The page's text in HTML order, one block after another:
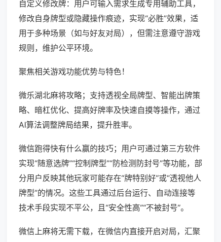
自定义修改牌：用户可输入需求生成专用辅助工具，
修改自身牌型或隐藏操作痕迹，实现“必胜”效果，适
用于多种场景（如与好友对局），但需注意遵守游戏
规则，维护公平环境。
聚焦相关游戏功能优势与特色！
微乐湖北麻将攻略；支持透视全局牌型、智能出牌策
略、暗杠优化、提高好牌率及快速自摸等操作，通过
AI算法调整牌局结果，提升胜率。
微信跑得快有什么赢的技巧；用户可通过第三方软件
实现“随意选牌”“控制牌型”“防检测防封号”等功能，部
分用户反映其他玩家可能存在“牌特别好”或“透视他人
牌型”的情况。这些工具通过后台运行、自动连接等
技术手段实现不平公，且“安全性高”“不被封号”。
微信上麻将无需下载，在微信内直接开启对局，汇聚